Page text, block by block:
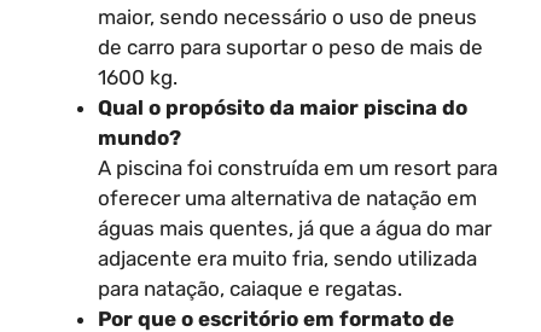
maior, sendo necessário o uso de pneus
de carro para suportar o peso de mais de
1600 kg.
Qual o propósito da maior piscina do
mundo?
A piscina foi construída em um resort para
oferecer uma alternativa de natação em
águas mais quentes, já que a água do mar
adjacente era muito fria, sendo utilizada
para natação, caiaque e regatas.
Por que o escritório em formato de